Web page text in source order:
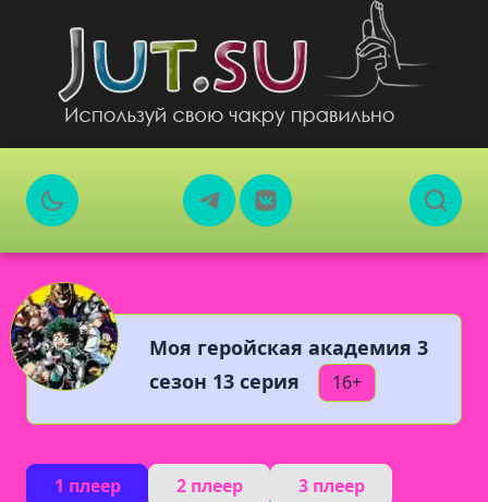
Моя геройская академия 3
сезон 13 серия
16+
1 плеер 2 плеер 3 плеер